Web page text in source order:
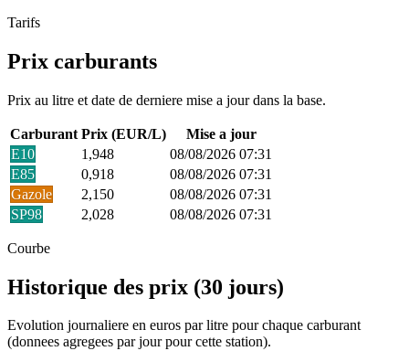
Tarifs
Prix carburants
Prix au litre et date de derniere mise a jour dans la base.
Carburant Prix (EUR/L)
Mise a jour
E10
1,948
08/08/2026 07:31
E85
0,918
08/08/2026 07:31
Gazole
2,150
08/08/2026 07:31
SP98
2,028 08/08/2026 07:31
Courbe
Historique des prix (30 jours)
Evolution journaliere en euros par litre pour chaque carburant
(donnees agregees par jour pour cette station).